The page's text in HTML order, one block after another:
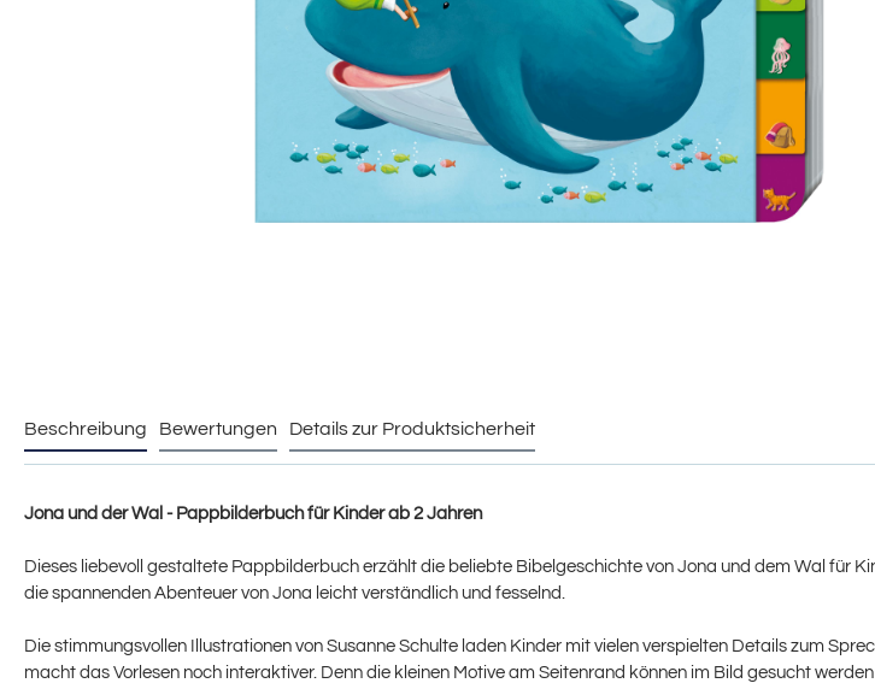
Beschreibung Bewertungen Details zur Produktsicherheit
Jona und der Wal - Pappbilderbuch für Kinder ab 2 Jahren
Dieses liebevoll gestaltete Pappbilderbuch erzählt die beliebte Bibelgeschichte von Jona und dem Wal für
die spannenden Abenteuer von Jona leicht verständlich und fesselnd.
Die stimmungsvollen Illustrationen von Susanne Schulte laden Kinder mit vielen verspielten Details zum
macht das Vorlesen noch interaktiver. Denn die kleinen Motive am Seitenrand können im Bild gesucht